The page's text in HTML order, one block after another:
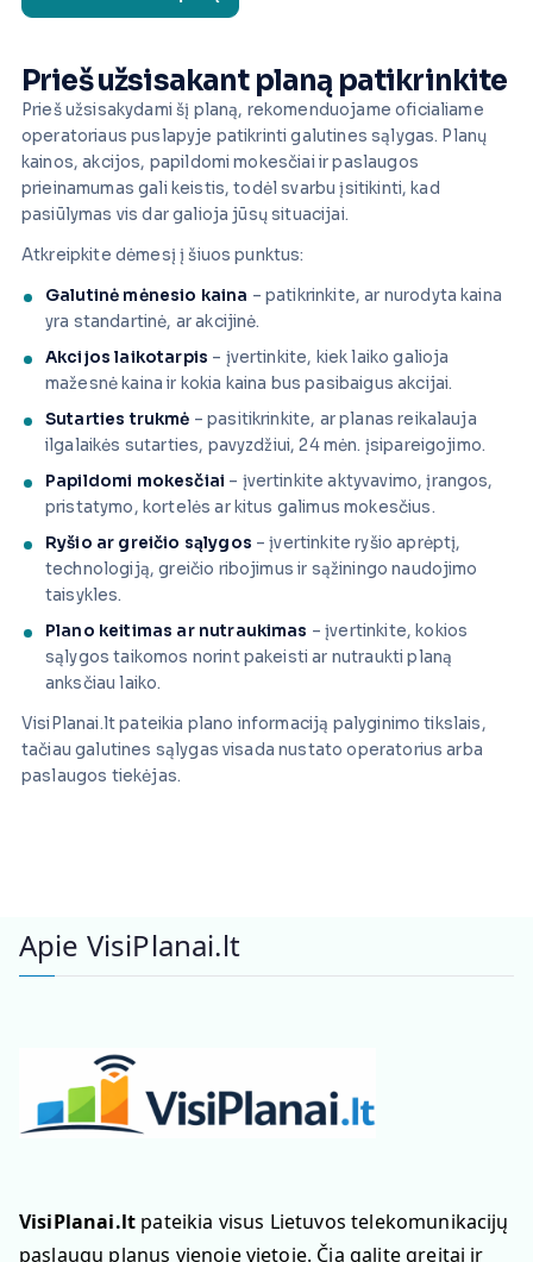
Prieš užsisakant planą patikrinkite
Prieš užsisakydami šį planą, rekomenduojame oficialiame
operatoriaus puslapyje patikrinti galutines sąlygas. Planų
kainos, akcijos, papildomi mokesčiai ir paslaugos
prieinamumas gali keistis, todėl svarbu įsitikinti, kad
pasiūlymas vis dar galioja jūsų situacijai.
Atkreipkite dėmesį į šiuos punktus:
Galutinė mėnesio kaina – patikrinkite, ar nurodyta kaina
yra standartinė, ar akcijinė.
Akcijos laikotarpis – įvertinkite, kiek laiko galioja
mažesnė kaina ir kokia kaina bus pasibaigus akcijai.
Sutarties trukmė – pasitikrinkite, ar planas reikalauja
ilgalaikės sutarties, pavyzdžiui, 24 mėn. įsipareigojimo.
Papildomi mokesčiai – įvertinkite aktyvavimo, įrangos,
pristatymo, kortelės ar kitus galimus mokesčius.
Ryšio ar greičio sąlygos – įvertinkite ryšio aprėptį,
technologiją, greičio ribojimus ir sąžiningo naudojimo
taisykles.
Plano keitimas ar nutraukimas – įvertinkite, kokios
sąlygos taikomos norint pakeisti ar nutraukti planą
anksčiau laiko.
VisiPlanai.lt pateikia plano informaciją palyginimo tikslais,
tačiau galutines sąlygas visada nustato operatorius arba
paslaugos tiekėjas.
Apie VisiPlanai.lt
VisiPlanai.lt pateikia visus Lietuvos telekomunikacijų
paslaugų planus vienoje vietoje. Čia galite greitai ir